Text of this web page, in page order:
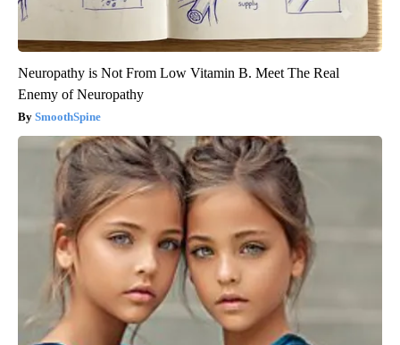
Neuropathy is Not From Low Vitamin B. Meet The Real
Enemy of Neuropathy
SmoothSpine